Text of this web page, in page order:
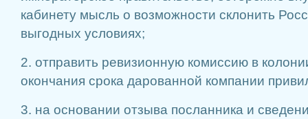
кабинету мысль о возможности склонить
выгодных условиях;
2. отправить ревизионную комиссию в
окончания срока дарованной компании
3. на основании отзыва посланника и